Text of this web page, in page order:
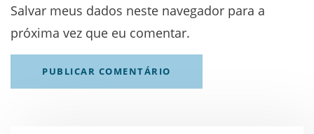
Salvar meus dados neste navegador para a
próxima vez que eu comentar.